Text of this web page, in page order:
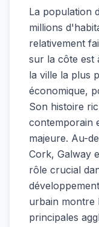
La population
millions
relativement
sur la côte est
la ville la plus
économique,
Son histoire
contemporain
majeure. Au-
Cork, Galway
rôle crucial
urbain montre
principales